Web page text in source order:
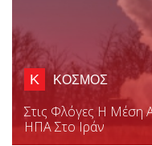
Κ ΚΟΣΜΟΣ
Στις Φλόγες Η Μέση
ΗΠΑ Στο Ιράν